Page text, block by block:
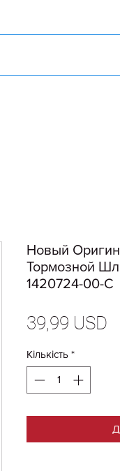
Новый
Тормозной
1420724-00-C
39,99 USD
Кількість *